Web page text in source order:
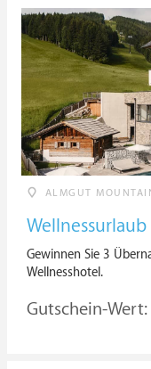
ALMGUT
Gewinnen Sie 3
Wellnesshotel.
Gutschein-Wert: